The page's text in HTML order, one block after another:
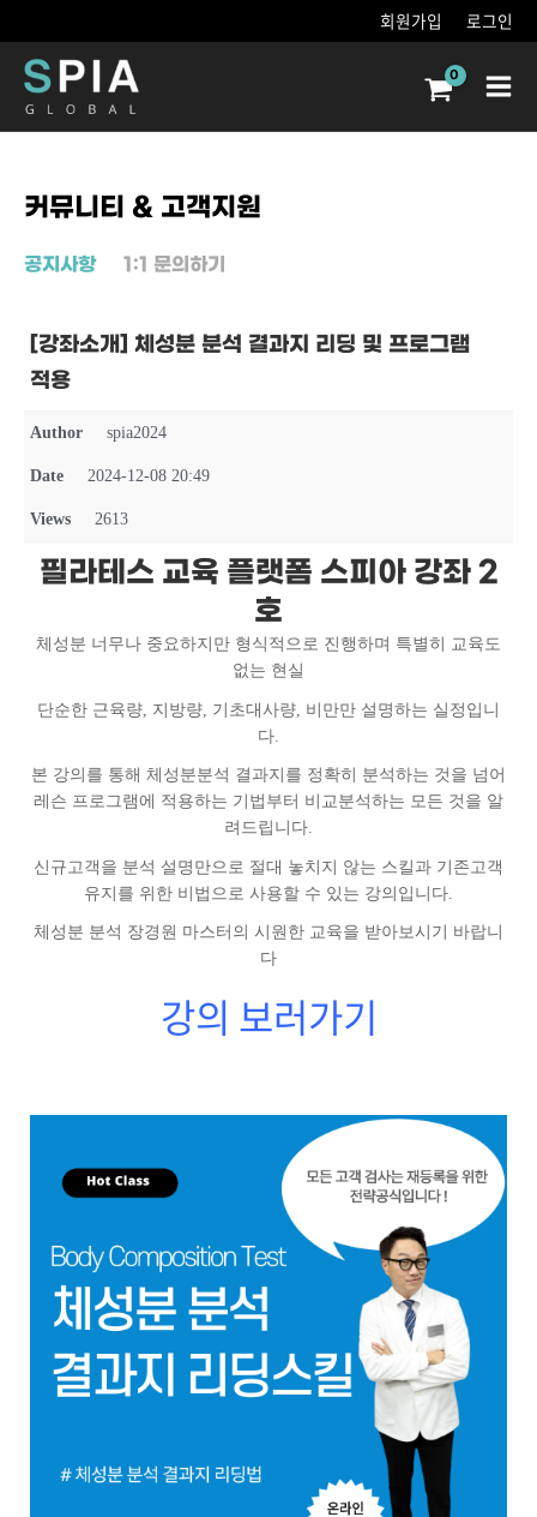
건너뛰기
회원가입 로그인
Menu
커뮤니티 & 고객지원
공지사항 1:1 문의하기
[강좌소개] 체성분 분석 결과지 리딩 및 프로그램
적용
Author spia2024
Date 2024-12-08 20:49
Views 2613
필라테스 교육 플랫폼 스피아 강좌 2
호
체성분 너무나 중요하지만 형식적으로 진행하며 특별히 교육도
없는 현실
단순한 근육량, 지방량, 기초대사량, 비만만 설명하는 실정입니
다.
본 강의를 통해 체성분분석 결과지를 정확히 분석하는 것을 넘어
레슨 프로그램에 적용하는 기법부터 비교분석하는 모든 것을 알
려드립니다.
신규고객을 분석 설명만으로 절대 놓치지 않는 스킬과 기존고객
유지를 위한 비법으로 사용할 수 있는 강의입니다.
체성분 분석 장경원 마스터의 시원한 교육을 받아보시기 바랍니
다
강의 보러가기